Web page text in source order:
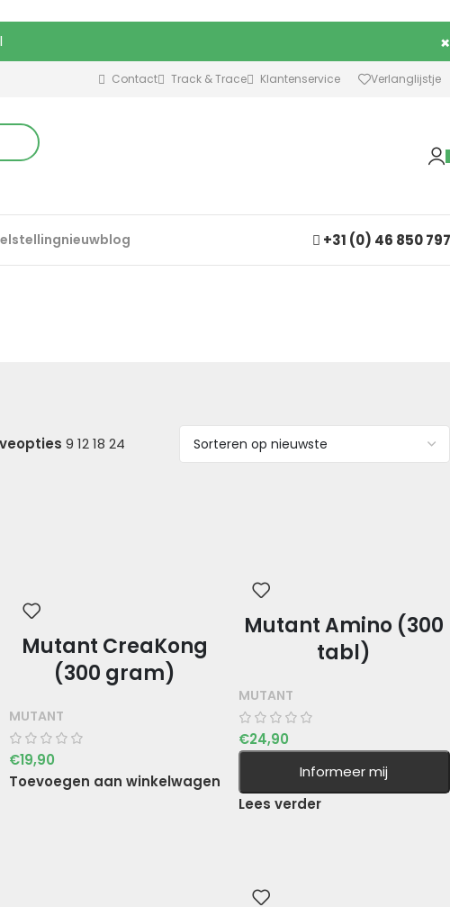
×
Contact Track & Trace Klantenservice Verlanglijstje
nieuwblog +31 (0) 46 850
9 1218 24
Mutant CreaKong
(300 gram)
MUTANT
€19,90
Toevoegen aan winkelwagen
Mutant Amino (300
tabl)
MUTANT
€24,90
Informeer mij
Lees verder